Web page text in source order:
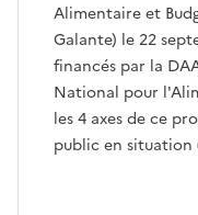
Alimentaire et
Galante) le 22
financés par la
National pour
les 4 axes de ce
public en situation